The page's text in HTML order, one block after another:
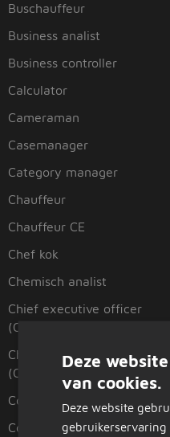
Buschauffeur
Business analist
Business controller
Calculator
Cameraman
Casemanager
Category manager
Chauffeur
Chauffeur CE
Chef kok
Chemisch analist
Chief executive officer
(CEO)
Chief financial officer
(CFO)
Coach
Commercieel directeur
Deze
van cookies.
Deze website
gebruikerservaring